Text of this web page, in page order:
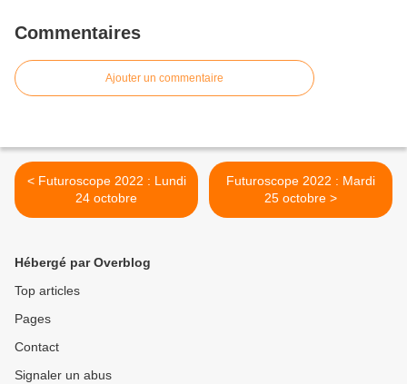
Commentaires
Ajouter un commentaire
< Futuroscope 2022 : Lundi
24 octobre
Futuroscope 2022 : Mardi
25 octobre >
Hébergé par Overblog
Top articles
Pages
Contact
Signaler un abus